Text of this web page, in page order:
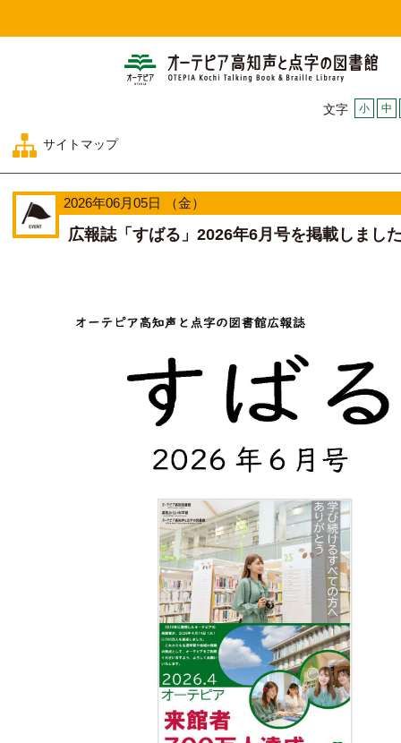
オー
文字 小 中
サイトマップ
2026年06月05日 （金）
広報誌「すばる」2026年6月号を掲載しまし